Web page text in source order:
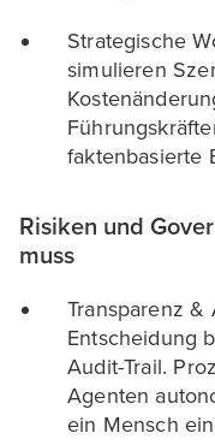
Strategische
simulieren
faktenbasierte
Risiken und
muss
Transparenz
Entscheidung
Audit-Trail.
Agenten
ein Mensch